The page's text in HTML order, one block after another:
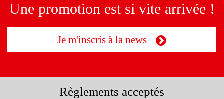
Une promotion est si vite arrivée !
Je m'inscris à la news
Règlements acceptés